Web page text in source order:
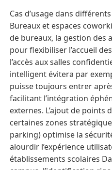
Cas d’usage dans
Bureaux et espaces
de bureaux, la gestion des
pour flexibiliser l’accueil
l’accès aux salles
intelligent évitera par
puisse toujours entrer
facilitant l’intégration
externes. L’ajout de points
certaines zones
parking) optimise la
alourdir l’expérience
établissements scolaires